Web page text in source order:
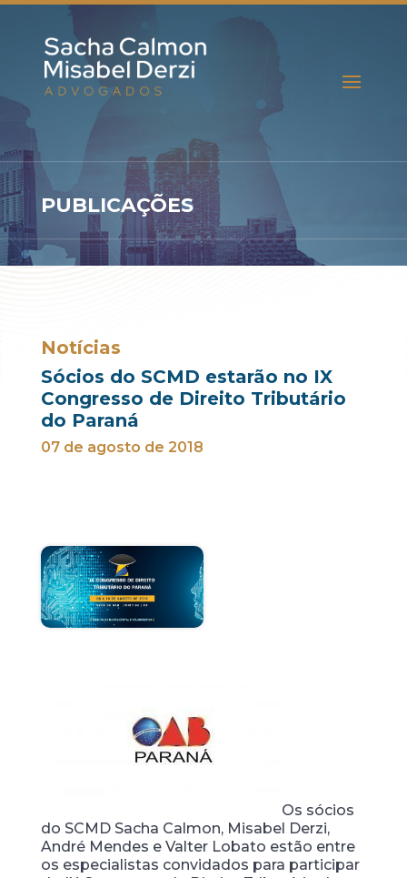
PUBLICAÇÕES
Notícias
Sócios do SCMD estarão no IX
Congresso de Direito Tributário
do Paraná
07 de agosto de 2018
Os sócios
do SCMD Sacha Calmon, Misabel Derzi,
André Mendes e Valter Lobato estão entre
os especialistas convidados para participar